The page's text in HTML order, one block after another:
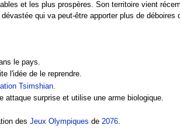
et les plus prospères. Son territoire vient
qui va peut-être apporter plus de déboires
le pays.
l'idée de le reprendre.
Tsimshian.
attaque surprise et utilise une arme biologique.
des Jeux Olympiques de 2076.